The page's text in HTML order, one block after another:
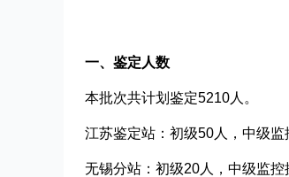
一、鉴定人数
本批次共计划鉴定5210人。
江苏鉴定站：初级50人，中级
无锡分站：初级20人，中级监